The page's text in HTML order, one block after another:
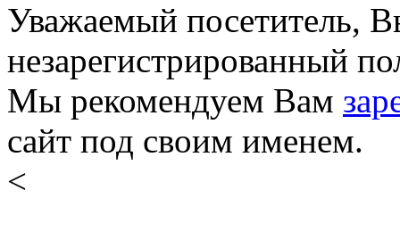
Уважаемый посетитель,
незарегистрированный
Мы рекомендуем Вам
сайт под своим именем.
<